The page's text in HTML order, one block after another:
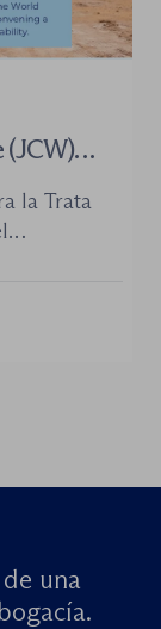
y
la Trata
de
una